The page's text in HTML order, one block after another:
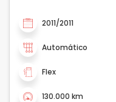
2011/2011
Automático
Flex
130.000 km